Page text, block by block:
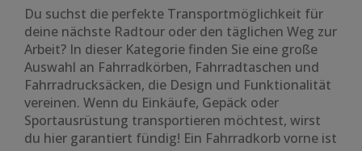
Du suchst die perfekte Transportmöglichkeit für
deine nächste Radtour oder den täglichen Weg zur
Arbeit? In dieser Kategorie finden Sie eine große
Auswahl an Fahrradkörben, Fahrradtaschen und
Fahrradrucksäcken, die Design und Funktionalität
vereinen. Wenn du Einkäufe, Gepäck oder
Sportausrüstung transportieren möchtest, wirst
du hier garantiert fündig! Ein Fahrradkorb vorne ist